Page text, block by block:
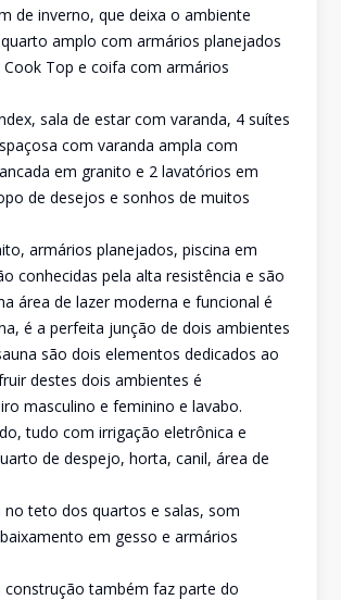
de inverno, que deixa o ambiente
amplo com armários planejados
Top e coifa com armários
sala de estar com varanda, 4 suítes
com varanda ampla com
em granito e 2 lavatórios em
de desejos e sonhos de muitos
armários planejados, piscina em
conhecidas pela alta resistência e são
área de lazer moderna e funcional é
é a perfeita junção de dois ambientes
são dois elementos dedicados ao
destes dois ambientes é
masculino e feminino e lavabo.
tudo com irrigação eletrônica e
de despejo, horta, canil, área de
teto dos quartos e salas, som
em gesso e armários
também faz parte do